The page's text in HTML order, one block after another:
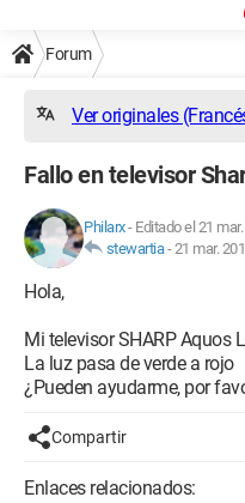
Forum
Ver originales
Fallo en televisor
Philarx- Editado el 21
stewartia-21 mar.
Hola,
Mi televisor SHARP Aquos
La luz pasa de verde a rojo
¿Pueden ayudarme, por
Compartir
Enlaces relacionados: